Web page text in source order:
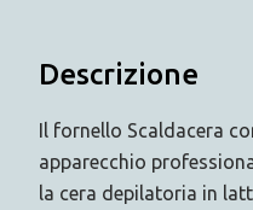
Descrizione
Il fornello Scaldacera
apparecchio
la cera depilatoria in